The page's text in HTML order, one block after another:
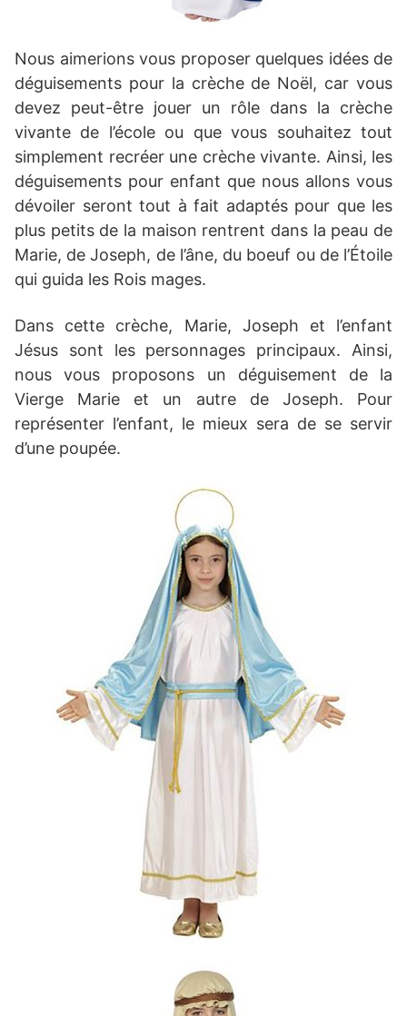
Nous aimerions vous proposer quelques idées de
déguisements pour la crèche de Noël, car vous
devez peut-être jouer un rôle dans la crèche
vivante de l’école ou que vous souhaitez tout
simplement recréer une crèche vivante. Ainsi, les
déguisements pour enfant que nous allons vous
dévoiler seront tout à fait adaptés pour que les
plus petits de la maison rentrent dans la peau de
Marie, de Joseph, de l’âne, du boeuf ou de l’Étoile
qui guida les Rois mages.
Dans cette crèche, Marie, Joseph et l’enfant
Jésus sont les personnages principaux. Ainsi,
nous vous proposons un déguisement de la
Vierge Marie et un autre de Joseph. Pour
représenter l’enfant, le mieux sera de se servir
d’une poupée.